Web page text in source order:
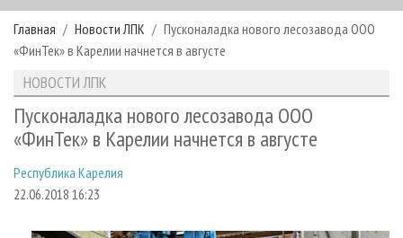
РУБРИКИ И ТЕМЫ
РУБРИКИ ЖУРНАЛА
ЛЕСОЗАГОТОВКА
ЛЕСОПИЛЕНИЕ
СУШКА ДРЕВЕСИНЫ
НОВОСТИ
НОВОСТИ ЛПК
НОВОСТИ ЖУРНАЛА
ПРОЕКТЫ ЛПИ
АНАЛИТИКА
ПРЕДПРИЯТИЯ ЛПК
ПЕРСОНЫ
АРХИВ ЖУРНАЛОВ
СТАТЬИ
О ЖУРНАЛЕ
ПОДПИСКА
КОНТАКТЫ
РЕКЛАМОДАТЕЛЯМ
РЕКЛАМА
Главная Новости ЛПК
Пусконаладка нового лесозавода ООО
«ФинТек» в Карелии начнется в августе
НОВОСТИ ЛПК
Пусконаладка нового лесозавода ООО
«ФинТек» в Карелии начнется в августе
Республика Карелия
22.06.2018 16:23